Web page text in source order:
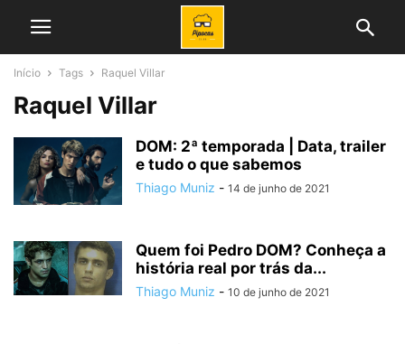
Início Tags Raquel Villar
Raquel Villar
DOM: 2ª temporada | Data, trailer
e tudo o que sabemos
Thiago Muniz - 14 de junho de 2021
Quem foi Pedro DOM? Conheça a
história real por trás da...
Thiago Muniz - 10 de junho de 2021